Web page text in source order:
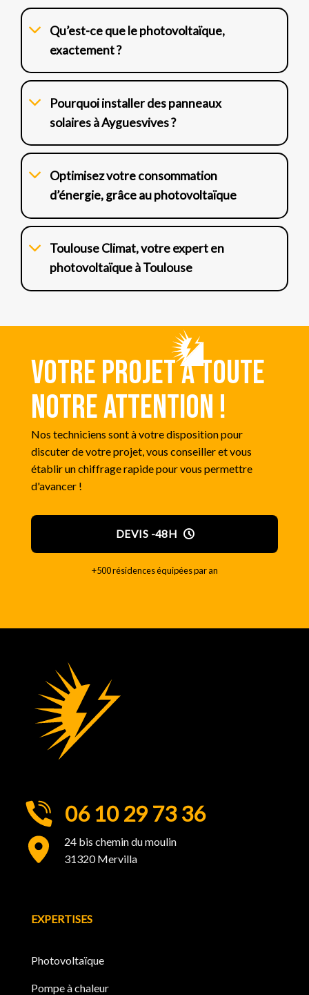
Qu’est-ce que le photovoltaïque,
exactement ?
Pourquoi installer des panneaux
solaires à Ayguesvives ?
Optimisez votre consommation
d’énergie, grâce au photovoltaïque
Toulouse Climat, votre expert en
photovoltaïque à Toulouse
Votre projet a toute
notre attention !
Nos techniciens sont à votre disposition pour
discuter de votre projet, vous conseiller et vous
établir un chiffrage rapide pour vous permettre
d'avancer !
DEVIS -48H
+500 résidences équipées par an
06 10 29 73 36
24 bis chemin du moulin
31320 Mervilla
EXPERTISES
Photovoltaïque
Pompe à chaleur